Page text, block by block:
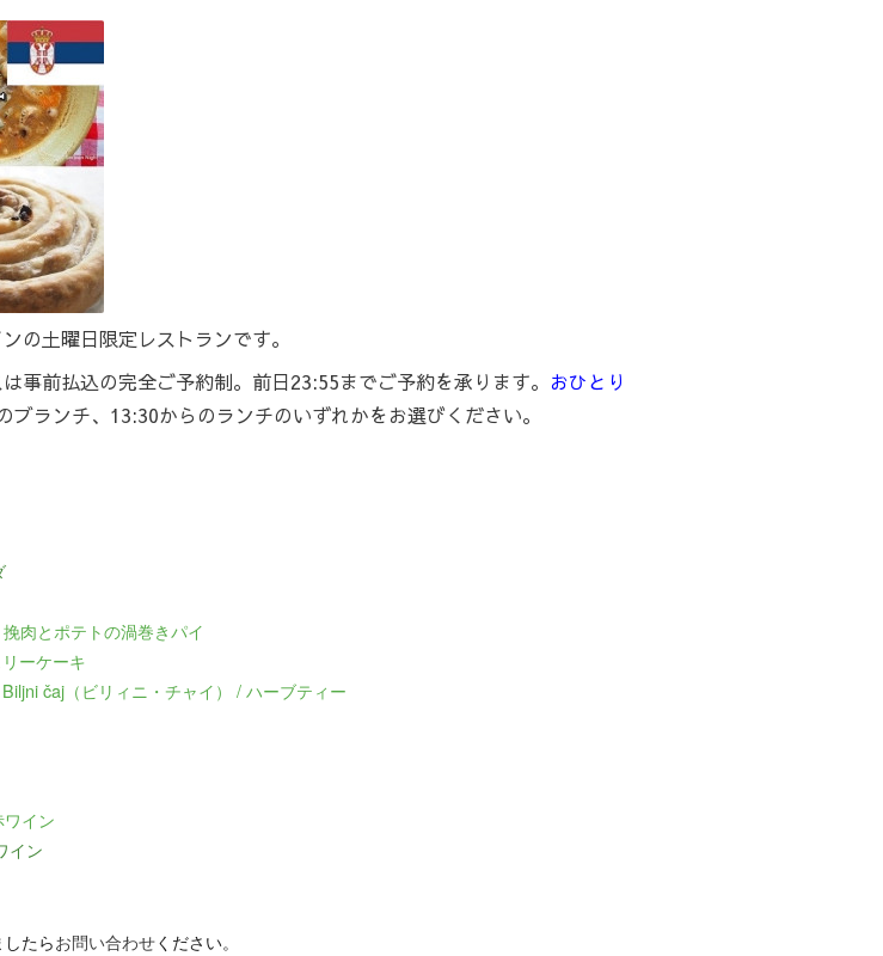
の土曜日限定レストランです。
事前払込の完全ご予約制。前日23:55までご予約を承ります。 おひとり
ランチ、13:30からのランチのいずれかをお選びください。
肉とポテトの渦巻きパイ
ーケーキ
Biljni čaj（ビリィニ・チャイ） / ハーブティー
イン
イン
たらお問い合わせください。